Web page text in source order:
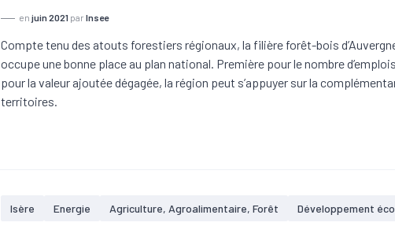
enjuin 2021 parInsee
Compte tenu des atouts forestiers régionaux, la filière forêt-bois
occupe une bonne place au plan national. Première pour le nombre
pour la valeur ajoutée dégagée, la région peut s’appuyer sur la
territoires.
Isère Energie Agriculture, Agroalimentaire, Forêt Développement